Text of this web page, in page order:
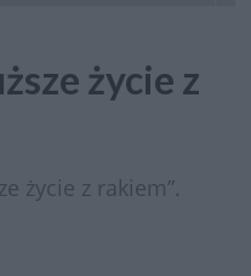
życie z
życie z rakiem”.